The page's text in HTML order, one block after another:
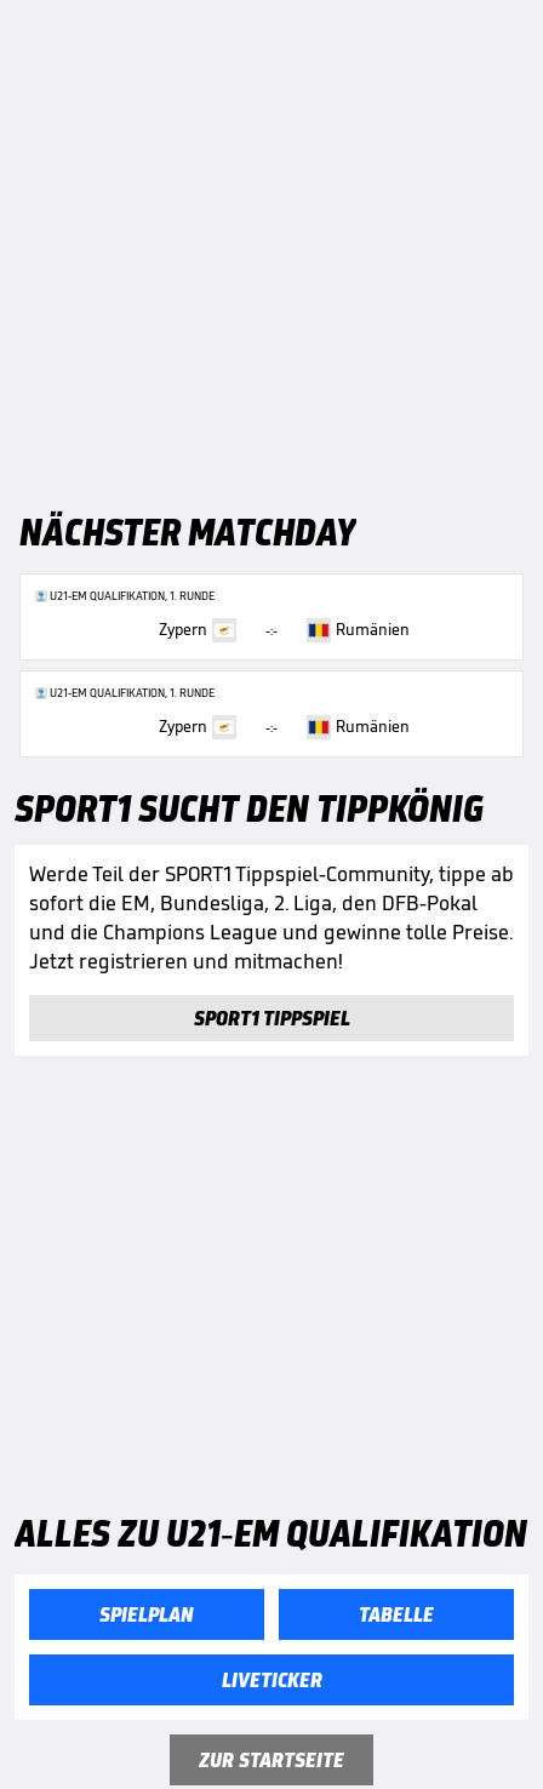
NÄCHSTER MATCHDAY
U21-EM QUALIFIKATION, 1. RUNDE
Zypern -:- Rumänien
U21-EM QUALIFIKATION, 1. RUNDE
Zypern -:- Rumänien
SPORT1 SUCHT DEN TIPPKÖNIG
Werde Teil der SPORT1 Tippspiel-Community, tippe ab
sofort die EM, Bundesliga, 2. Liga, den DFB-Pokal
und die Champions League und gewinne tolle Preise.
Jetzt registrieren und mitmachen!
SPORT1 TIPPSPIEL
ALLES ZU U21-EM QUALIFIKATION
SPIELPLAN TABELLE
LIVETICKER
ZUR STARTSEITE